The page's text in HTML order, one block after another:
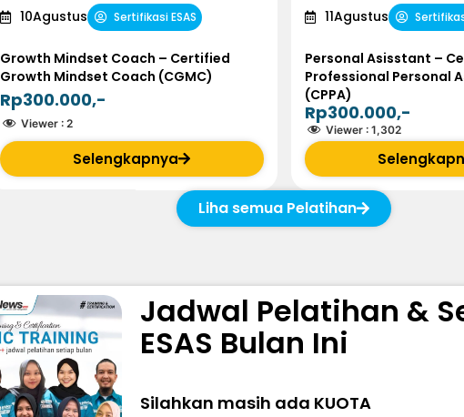
10Agustus Sertifikasi ESAS
Growth Mindset Coach – Certified
Growth Mindset Coach (CGMC)
Rp300.000,-
Viewer : 2
Selengkapnya
11Agustus
Personal Asisstant –
Professional Personal
(CPPA)
Rp300.000,-
Viewer : 1,302
Liha semua Pelatihan
Jadwal Pelatihan &
ESAS Bulan Ini
Silahkan masih ada KUOTA